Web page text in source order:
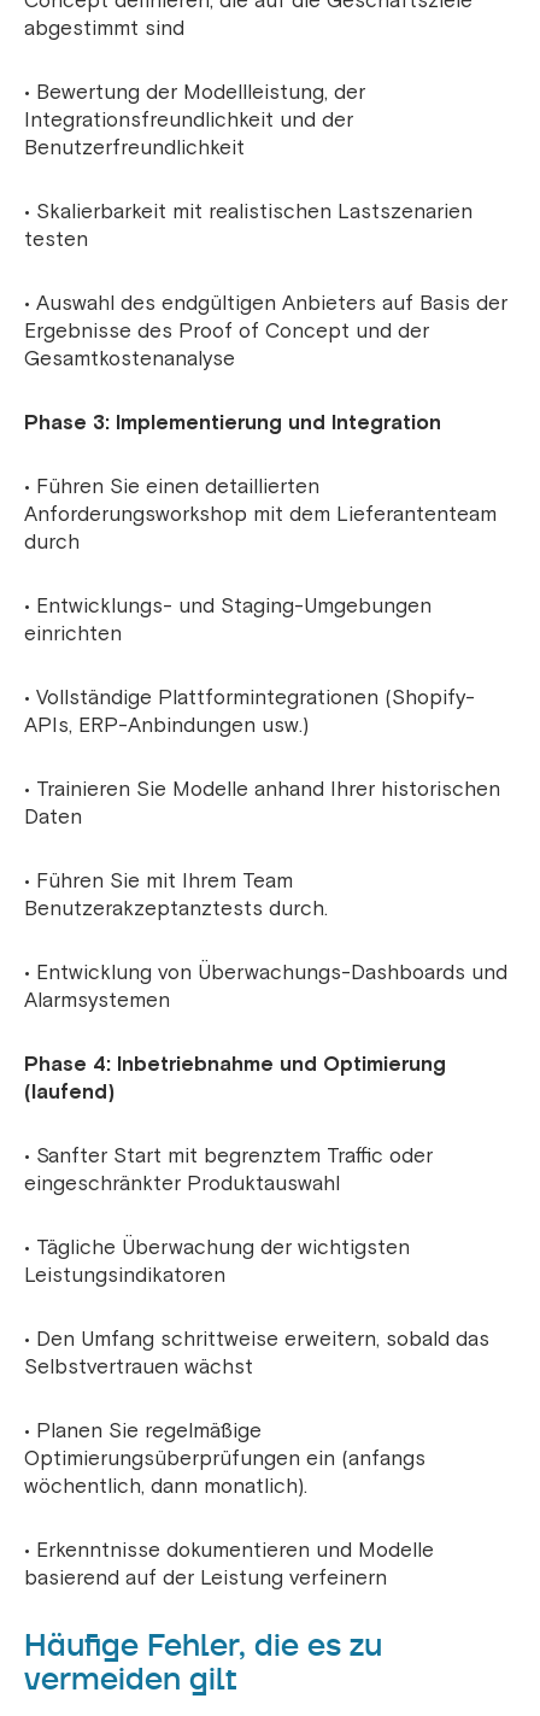
abgestimmt sind
• Bewertung der Modellleistung, der
Integrationsfreundlichkeit und der
Benutzerfreundlichkeit
• Skalierbarkeit mit realistischen Lastszenarien
testen
• Auswahl des endgültigen Anbieters auf Basis der
Ergebnisse des Proof of Concept und der
Gesamtkostenanalyse
Phase 3: Implementierung und Integration
• Führen Sie einen detaillierten
Anforderungsworkshop mit dem Lieferantenteam
durch
• Entwicklungs- und Staging-Umgebungen
einrichten
• Vollständige Plattformintegrationen (Shopify-
APIs, ERP-Anbindungen usw.)
• Trainieren Sie Modelle anhand Ihrer historischen
Daten
• Führen Sie mit Ihrem Team
Benutzerakzeptanztests durch.
• Entwicklung von Überwachungs-Dashboards und
Alarmsystemen
Phase 4: Inbetriebnahme und Optimierung
(laufend)
• Sanfter Start mit begrenztem Traffic oder
eingeschränkter Produktauswahl
• Tägliche Überwachung der wichtigsten
Leistungsindikatoren
• Den Umfang schrittweise erweitern, sobald das
Selbstvertrauen wächst
• Planen Sie regelmäßige
Optimierungsüberprüfungen ein (anfangs
wöchentlich, dann monatlich).
• Erkenntnisse dokumentieren und Modelle
basierend auf der Leistung verfeinern
Häufige Fehler, die es zu
vermeiden gilt